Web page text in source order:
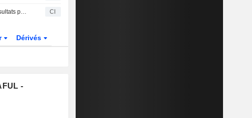
Sukoon Takaful PJSC publie ses résultats pour le deuxième trimestre et le premier semestre clos le 30 juin 2026 CI
Dérivés
-